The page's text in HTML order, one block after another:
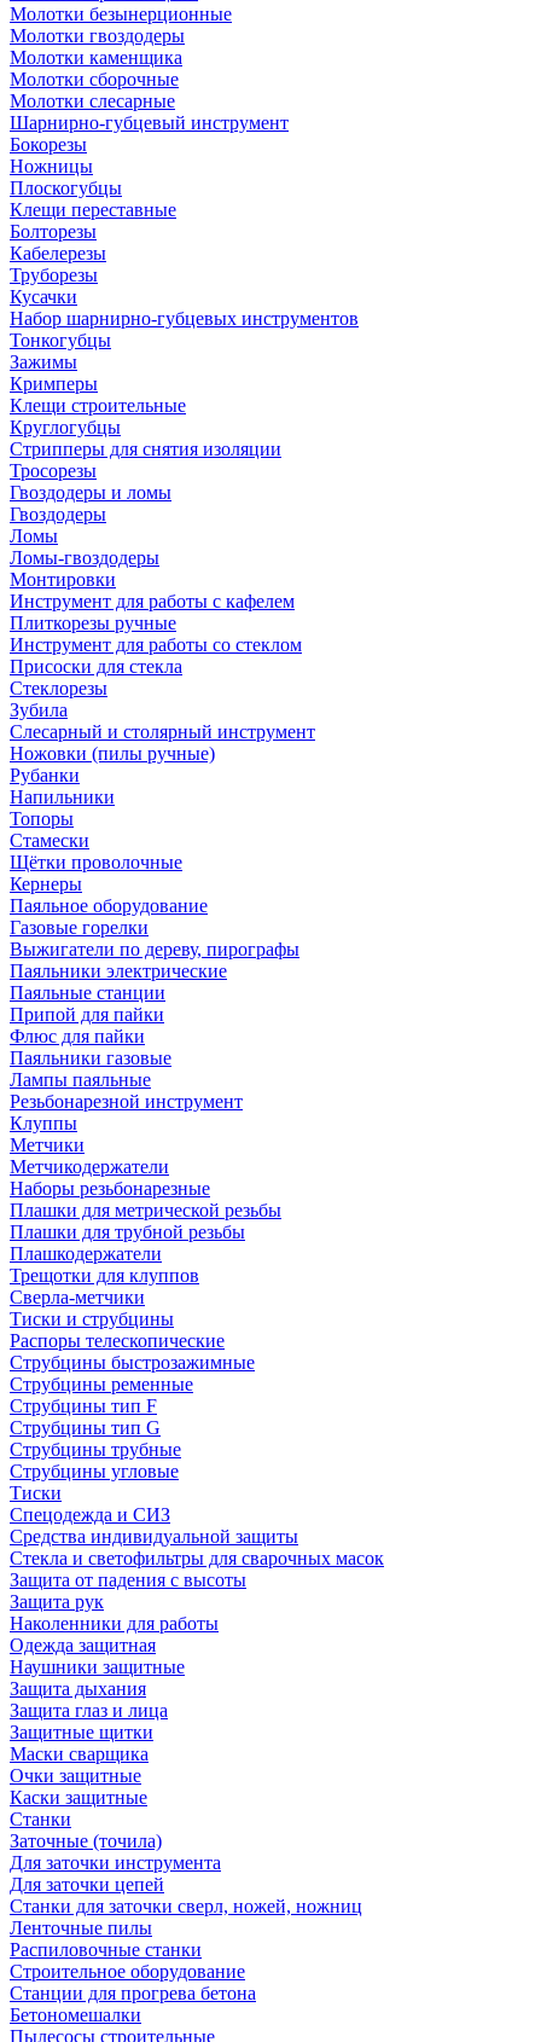
Молотки безынерционные
Молотки гвоздодеры
Молотки каменщика
Молотки сборочные
Молотки слесарные
Шарнирно-губцевый инструмент
Бокорезы
Ножницы
Плоскогубцы
Клещи переставные
Болторезы
Кабелерезы
Труборезы
Кусачки
Набор шарнирно-губцевых инструментов
Тонкогубцы
Зажимы
Кримперы
Клещи строительные
Круглогубцы
Стрипперы для снятия изоляции
Тросорезы
Гвоздодеры и ломы
Гвоздодеры
Ломы
Ломы-гвоздодеры
Монтировки
Инструмент для работы с кафелем
Плиткорезы ручные
Инструмент для работы со стеклом
Присоски для стекла
Стеклорезы
Зубила
Слесарный и столярный инструмент
Ножовки (пилы ручные)
Рубанки
Напильники
Топоры
Стамески
Щётки проволочные
Кернеры
Паяльное оборудование
Газовые горелки
Выжигатели по дереву, пирографы
Паяльники электрические
Паяльные станции
Припой для пайки
Флюс для пайки
Паяльники газовые
Лампы паяльные
Резьбонарезной инструмент
Клуппы
Метчики
Метчикодержатели
Наборы резьбонарезные
Плашки для метрической резьбы
Плашки для трубной резьбы
Плашкодержатели
Трещотки для клуппов
Сверла-метчики
Тиски и струбцины
Распоры телескопические
Струбцины быстрозажимные
Струбцины ременные
Струбцины тип F
Струбцины тип G
Струбцины трубные
Струбцины угловые
Тиски
Спецодежда и СИЗ
Средства индивидуальной защиты
Стекла и светофильтры для сварочных масок
Защита от падения с высоты
Защита рук
Наколенники для работы
Одежда защитная
Наушники защитные
Защита дыхания
Защита глаз и лица
Защитные щитки
Маски сварщика
Очки защитные
Каски защитные
Станки
Заточные (точила)
Для заточки инструмента
Для заточки цепей
Станки для заточки сверл, ножей, ножниц
Ленточные пилы
Распиловочные станки
Строительное оборудование
Станции для прогрева бетона
Бетономешалки
Пылесосы строительные